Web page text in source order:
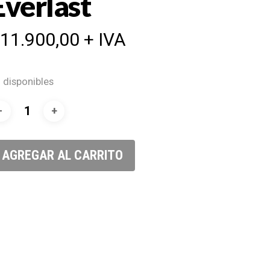
11.900,00 + IVA
disponibles
AGREGAR AL CARRITO